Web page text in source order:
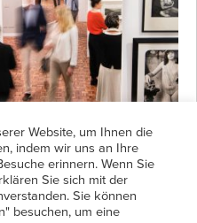
zwischen Klassik und
Ausgabe festigt die
GmbH. All rights
Zahlungsarten
Datenschutz
Anmeldung
Mein Account
Website, um Ihnen die
indem wir uns an Ihre
erinnern. Wenn Sie
Sie sich mit der
Sie können
besuchen, um eine